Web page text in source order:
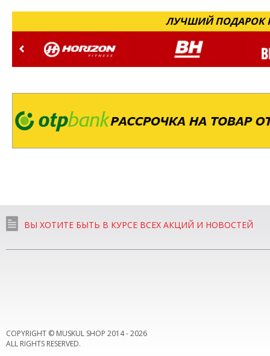
ЛУЧШИЙ ПОДАРОК
ВЫ ХОТИТЕ БЫТЬ В КУРСЕ ВСЕХ АКЦИЙ И НОВОСТЕЙ
COPYRIGHT © MUSKUL SHOP 2014 -2026
ALL RIGHTS RESERVED.